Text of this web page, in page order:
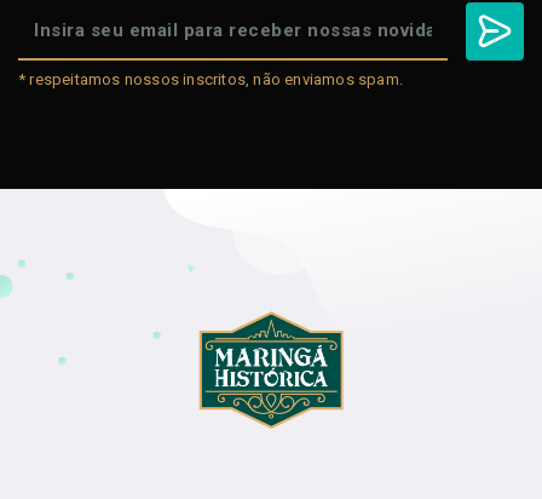
* respeitamos nossos inscritos, não enviamos spam.